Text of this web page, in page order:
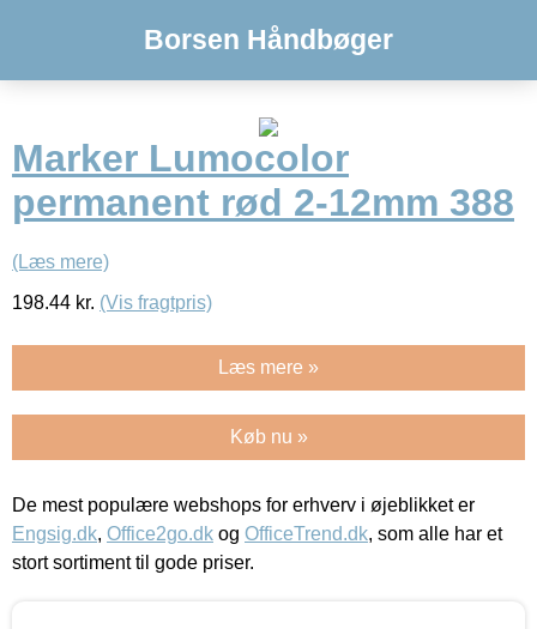
Borsen Håndbøger
Marker Lumocolor
permanent rød 2-12mm 388
(Læs mere)
198.44 kr. (Vis fragtpris)
Læs mere »
Køb nu »
De mest populære webshops for erhverv i øjeblikket er
Engsig.dk, Office2go.dk og OfficeTrend.dk, som alle har et
stort sortiment til gode priser.